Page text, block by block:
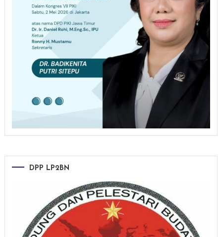
DPP LP2BN